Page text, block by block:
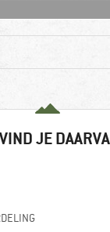
JE